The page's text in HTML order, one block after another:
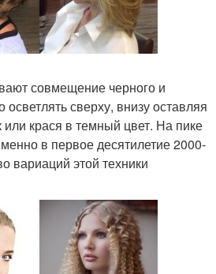
совмещение черного и
сверху, внизу оставляя
или крася в темный цвет. На пике
в первое десятилетие 2000-
вариаций этой техники